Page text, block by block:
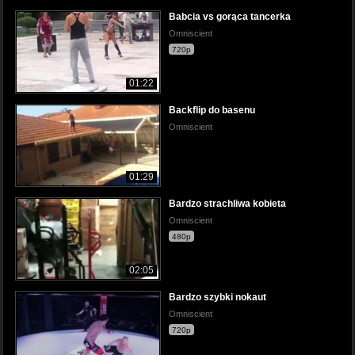
01:22
Babcia vs gorąca tancerka
Omniscient
720p
01:29
Backflip do basenu
Omniscient
02:05
Bardzo strachliwa kobieta
Omniscient
480p
Bardzo szybki nokaut
Omniscient
720p